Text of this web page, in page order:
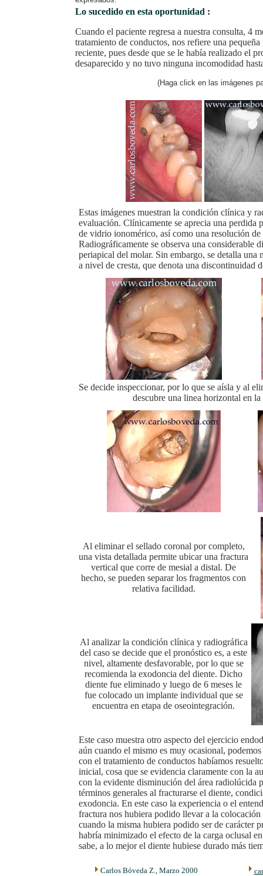
Lo sucedido en esta oportunidad :
Cuando el paciente regresa a nuestra consulta, 4
tratamiento de conductos, nos refiere una
reciente, pues desde que se le había realizado el
desaparecido y no tuvo ninguna incomodidad
(Haga click en las imágenes
Estas imágenes muestran la condición clínica y
evaluación. Clínicamente se aprecia una perdida
de vidrio ionomérico, así como una resolución
Radiográficamente se observa una considerable
periapical del molar. Sin embargo, se detalla una
a nivel de cresta, que denota una discontinuidad
Se decide inspeccionar, por lo que se aísla y al
descubre una linea horizontal en la
Al eliminar el sellado coronal por completo,
una vista detallada permite ubicar una fractura
vertical que corre de mesial a distal. De
hecho, se pueden separar los fragmentos con
relativa facilidad.
Al analizar la condición clínica y radiográfica
del caso se decide que el pronóstico es, a este
nivel, altamente desfavorable, por lo que se
recomienda la exodoncia del diente. Dicho
diente fue eliminado y luego de 6 meses le
fue colocado un implante individual que se
encuentra en etapa de oseointegración.
Este caso muestra otro aspecto del ejercicio
aún cuando el mismo es muy ocasional,
con el tratamiento de conductos habíamos
inicial, cosa que se evidencia claramente con la
con la evidente disminución del área radiolúcida
términos generales al fracturarse el diente,
exodoncia. En este caso la experiencia o el
fractura nos hubiera podido llevar a la
cuando la misma hubiera podido ser de carácter
habría minimizado el efecto de la carga oclusal
sabe, a lo mejor el diente hubiese durado más
Carlos Bóveda Z., Marzo 2000